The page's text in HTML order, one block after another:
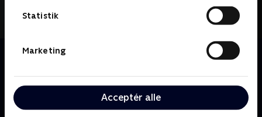
Statistik
Marketing
Acceptér alle
Om House
ukonventionel tænkning giver ham stor respekt på
trods af hans brutale ærlighed og asociale tendenser.